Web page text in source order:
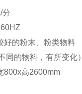
分
好的粉末、粉类物料
同的物料，有所变化）
800x高2600mm